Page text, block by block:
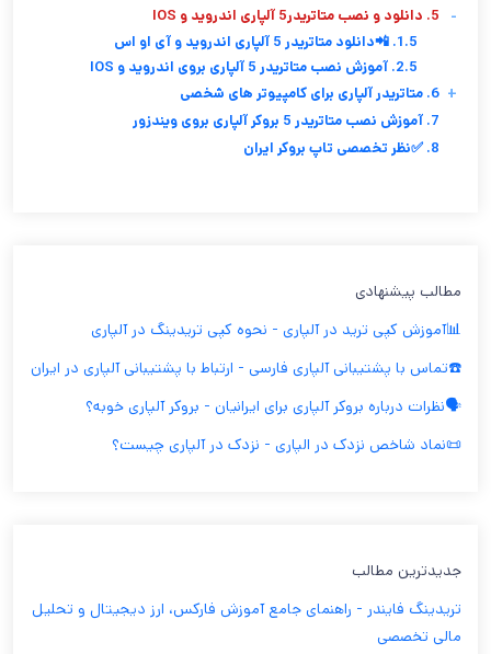
5. دانلود و نصب متاتریدر5 آلپاری اندروید و IOS
-
1.5. 📲دانلود متاتریدر 5 آلپاری اندروید و آی او اس
2.5. آموزش نصب متاتریدر 5 آلپاری بروی اندروید و IOS
6. متاتریدر آلپاری برای کامپیوتر های شخصی +
7. آموزش نصب متاتریدر 5 بروکر آلپاری بروی ویندزور
8. ✅نظر تخصصی تاپ بروکر ایران
مطالب پیشنهادی
📊آموزش کپی ترید در آلپاری - نحوه کپی تریدینگ در آلپاری
☎️تماس با پشتیبانی آلپاری فارسی - ارتباط با پشتیبانی آلپاری در ایران
🗣️نظرات درباره بروکر آلپاری برای ایرانیان - بروکر آلپاری خوبه؟
📜نماد شاخص نزدک در الپاری - نزدک در آلپاری چیست؟
جدیدترین مطالب
تریدینگ فایندر - راهنمای جامع آموزش فارکس، ارز دیجیتال و تحلیل
مالی تخصصی